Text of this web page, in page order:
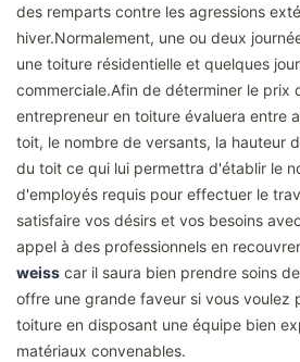
des remparts contre les agressions
hiver.Normalement, une ou deux
une toiture résidentielle et quelques
commerciale.Afin de déterminer le prix
entrepreneur en toiture évaluera entre
toit, le nombre de versants, la hauteur
du toit ce qui lui permettra d'établir le
d'employés requis pour effectuer le
satisfaire vos désirs et vos besoins
appel à des professionnels en
weiss car il saura bien prendre soins
offre une grande faveur si vous voulez
toiture en disposant une équipe bien
matériaux convenables.